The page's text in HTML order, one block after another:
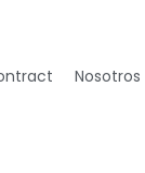
Nosotros